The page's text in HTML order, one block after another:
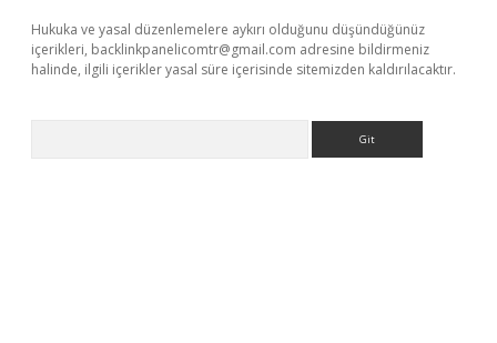
Hukuka ve yasal düzenlemelere aykırı olduğunu düşündüğünüz
içerikleri, backlinkpanelicomtr@gmail.com adresine bildirmeniz
halinde, ilgili içerikler yasal süre içerisinde sitemizden kaldırılacaktır.